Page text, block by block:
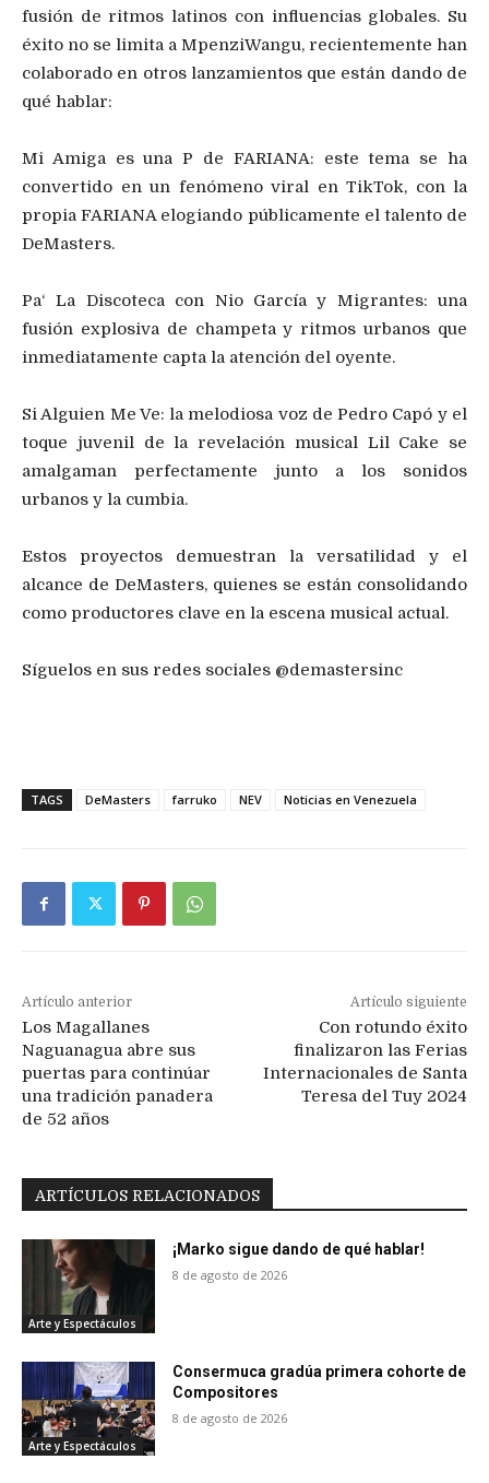
fusión de ritmos latinos con influencias globales. Su
éxito no se limita a MpenziWangu, recientemente han
colaborado en otros lanzamientos que están dando de
qué hablar:
Mi Amiga es una P de FARIANA: este tema se ha
convertido en un fenómeno viral en TikTok, con la
propia FARIANA elogiando públicamente el talento de
DeMasters.
Pa‘ La Discoteca con Nio Garcíay Migrantes: una
fusión explosiva de champeta y ritmos urbanos que
inmediatamente capta la atención del oyente.
Si Alguien Me Ve: la melodiosa voz de Pedro Capó y el
toque juvenil de la revelación musical LilCake se
amalgaman perfectamente junto a los sonidos
urbanos y la cumbia.
Estos proyectos demuestran la versatilidad y el
alcance de DeMasters, quienes se están consolidando
como productores clave en la escena musical actual.
Síguelos en sus redes sociales @demastersinc
TAGS DeMasters farruko NEV Noticias en Venezuela
Artículo anterior
Los Magallanes
Naguanagua abre sus
puertas para continúar
una tradición panadera
de 52 años
Artículo siguiente
Con rotundo éxito
finalizaron las Ferias
Internacionales de Santa
Teresa del Tuy 2024
ARTÍCULOS RELACIONADOS
Arte y Espectáculos
¡Marko sigue dando de qué hablar!
8 de agosto de 2026
Arte y Espectáculos
Consermuca gradúa primera cohorte de
Compositores
8 de agosto de 2026